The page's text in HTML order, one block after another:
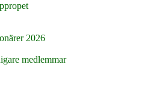
2026
medlemmar